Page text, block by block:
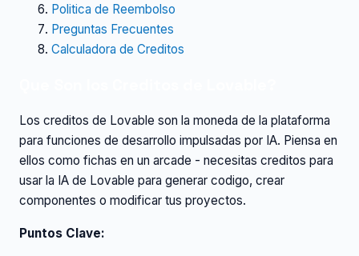
Politica de Reembolso
Preguntas Frecuentes
Calculadora de Creditos
Los creditos de Lovable son la moneda de la plataforma
para funciones de desarrollo impulsadas por IA. Piensa en
ellos como fichas en un arcade - necesitas creditos para
usar la IA de Lovable para generar codigo, crear
componentes o modificar tus proyectos.
Puntos Clave: